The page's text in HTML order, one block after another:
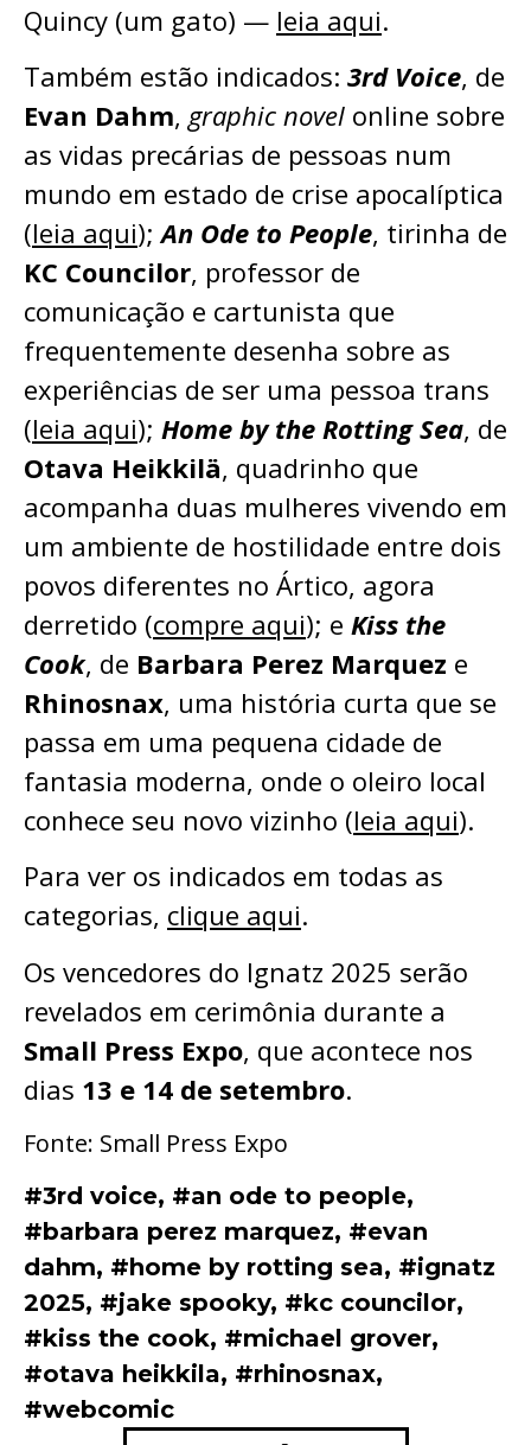
Quincy (um gato) — leia aqui.
Também estão indicados: 3rd Voice, de
Evan Dahm, graphic novel online sobre
as vidas precárias de pessoas num
mundo em estado de crise apocalíptica
(leia aqui);An Ode to People, tirinha de
KC Councilor, professor de
comunicação e cartunista que
frequentemente desenha sobre as
experiências de ser uma pessoa trans
(leia aqui); Home by the Rotting Sea, de
Otava Heikkilä, quadrinho que
acompanha duas mulheres vivendo em
um ambiente de hostilidade entre dois
povos diferentes no Ártico, agora
derretido (compre aqui); e Kiss the
Cook, de Barbara Perez Marquez e
Rhinosnax, uma história curta que se
passa em uma pequena cidade de
fantasia moderna, onde o oleiro local
conhece seu novo vizinho (leia aqui).
Para ver os indicados em todas as
categorias, clique aqui.
Os vencedores do Ignatz 2025 serão
revelados em cerimônia durante a
Small Press Expo, que acontece nos
dias 13 e 14 de setembro.
Fonte: Small Press Expo
#3rd voice, #an ode to people,
#barbara perez marquez, #evan
dahm, #home by rotting sea, #ignatz
2025, #jake spooky, #kc councilor,
#kiss the cook, #michael grover,
#otava heikkila, #rhinosnax,
#webcomic